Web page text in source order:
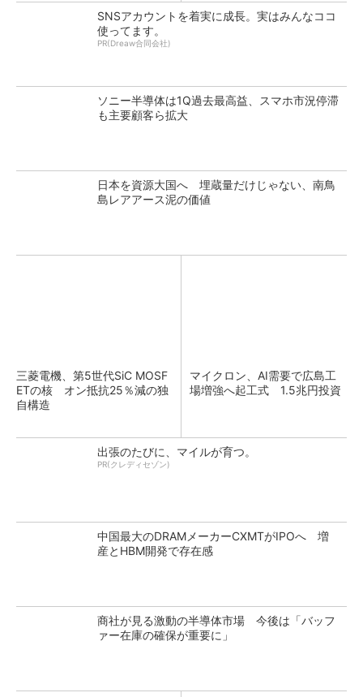
SNSアカウントを着実に成長。実はみんなココ
使ってます。
PR(Dreaw合同会社)
ソニー半導体は1Q過去最高益、スマホ市況停滞
も主要顧客ら拡大
日本を資源大国へ 埋蔵量だけじゃない、南鳥
島レアアース泥の価値
三菱電機、第5世代SiC MOSF
ETの核 オン抵抗25％減の独
自構造
マイクロン、AI需要で広島工
場増強へ起工式 1.5兆円投資
出張のたびに、マイルが育つ。
PR(クレディセゾン)
中国最大のDRAMメーカーCXMTがIPOへ 増
産とHBM開発で存在感
商社が見る激動の半導体市場 今後は「バッフ
ァー在庫の確保が重要に」